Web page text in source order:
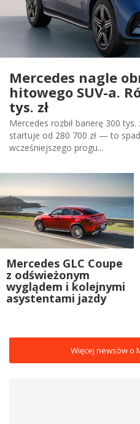
Mercedes nagle
hitowego SUV-a.
tys. zł
Mercedes rozbił barierę 300 tys.
startuje od 280 700 zł — to
wcześniejszego progu...
Mercedes GLC Coupe
z odświeżonym
wyglądem i kolejnymi
asystentami jazdy
Więcej newsów o